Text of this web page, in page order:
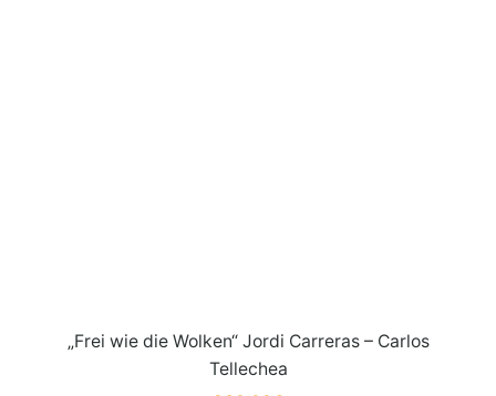
„Frei wie die Wolken“ Jordi Carreras – Carlos
Tellechea